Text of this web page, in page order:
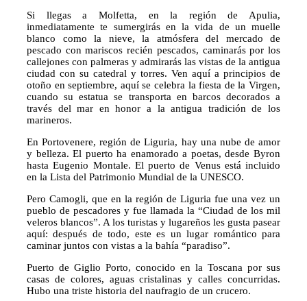
Si llegas a Molfetta, en la región de Apulia,
inmediatamente te sumergirás en la vida de un muelle
blanco como la nieve, la atmósfera del mercado de
pescado con mariscos recién pescados, caminarás por los
callejones con palmeras y admirarás las vistas de la antigua
ciudad con su catedral y torres. Ven aquí a principios de
otoño en septiembre, aquí se celebra la fiesta de la Virgen,
cuando su estatua se transporta en barcos decorados a
través del mar en honor a la antigua tradición de los
marineros.
En Portovenere, región de Liguria, hay una nube de amor
y belleza. El puerto ha enamorado a poetas, desde Byron
hasta Eugenio Montale. El puerto de Venus está incluido
en la Lista del Patrimonio Mundial de la UNESCO.
Pero Camogli, que en la región de Liguria fue una vez un
pueblo de pescadores y fue llamada la “Ciudad de los mil
veleros blancos”. A los turistas y lugareños les gusta pasear
aquí: después de todo, este es un lugar romántico para
caminar juntos con vistas a la bahía “paradiso”.
Puerto de Giglio Porto, conocido en la Toscana por sus
casas de colores, aguas cristalinas y calles concurridas.
Hubo una triste historia del naufragio de un crucero.